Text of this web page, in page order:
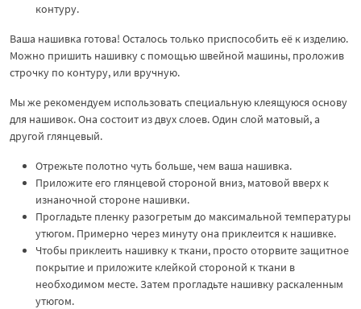
контуру.
Ваша нашивка готова! Осталось только приспособить её к изделию.
Можно пришить нашивку с помощью швейной машины, проложив
строчку по контуру, или вручную.
Мы же рекомендуем использовать специальную клеящуюся основу
для нашивок. Она состоит из двух слоев. Один слой матовый, а
другой глянцевый.
Отрежьте полотно чуть больше, чем ваша нашивка.
Приложите его глянцевой стороной вниз, матовой вверх к
изнаночной стороне нашивки.
Прогладьте пленку разогретым до максимальной температуры
утюгом. Примерно через минуту она приклеится к нашивке.
Чтобы приклеить нашивку к ткани, просто оторвите защитное
покрытие и приложите клейкой стороной к ткани в
необходимом месте. Затем прогладьте нашивку раскаленным
утюгом.